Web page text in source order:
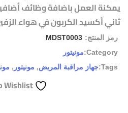
يمكنة العمل باضافة وظائف
ثاني أكسيد الكربون في هواء
رمز المنتج: MDST0003
Category: مونيتور
Tags: جهاز مراقبة المريض, مونيتور ,
Wishlist